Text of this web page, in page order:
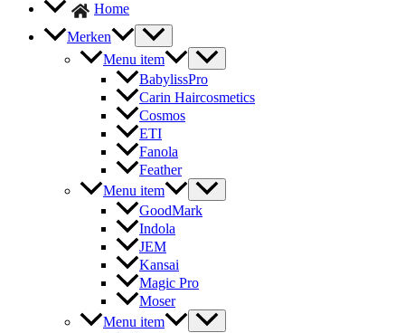
Home
Merken
Menu item
BabylissPro
Carin Haircosmetics
Cosmos
ETI
Fanola
Feather
Menu item
GoodMark
Indola
JEM
Kansai
Magic Pro
Moser
Menu item